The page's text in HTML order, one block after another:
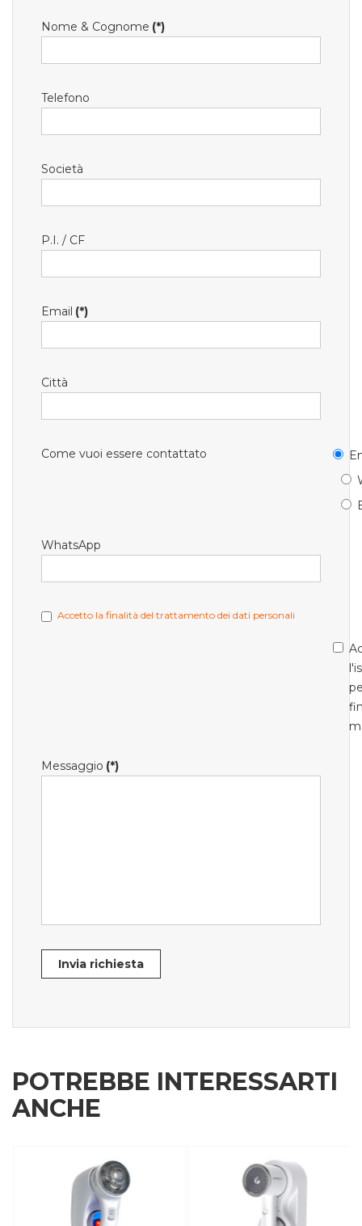
Nome & Cognome (*)
Telefono
Società
P.I. / CF
Email (*)
Città
Come vuoi essere contattato
WhatsApp
Accetto la finalità del trattamento dei dati personali
Messaggio (*)
Invia richiesta
POTREBBE INTERESSARTI
ANCHE